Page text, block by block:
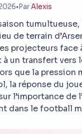
• ParAlexis
de terrain
projecteurs face
à un transfert vers
que la pression
la réponse du
l’importance de
dans le football